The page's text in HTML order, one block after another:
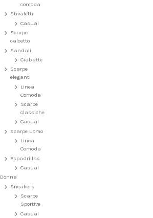
comoda
Stivaletti
Casual
Scarpe
calcetto
Sandali
Ciabatte
Scarpe
eleganti
Linea
Comoda
Scarpe
classiche
Casual
Scarpe uomo
Linea
Comoda
Espadrillas
Casual
Donna
Sneakers
Scarpe
Sportive
Casual